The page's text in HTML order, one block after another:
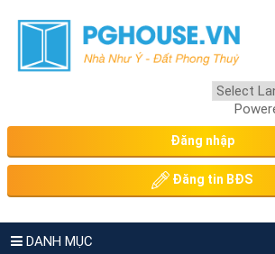
Đăng nhập
Đăng tin BĐS
DANH MỤC